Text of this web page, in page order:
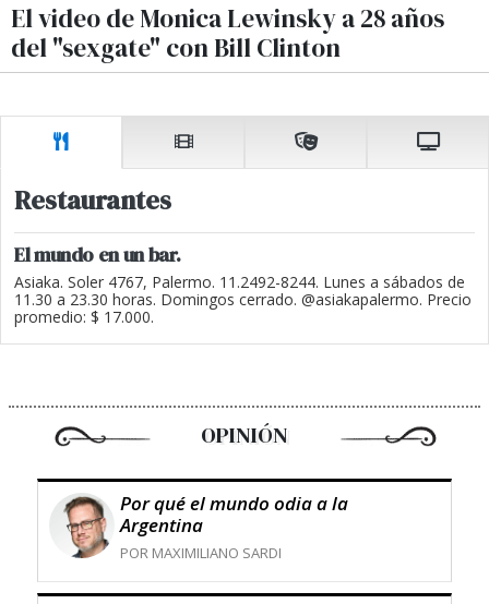
El video de Monica Lewinsky a 28 años
del "sexgate" con Bill Clinton
Restaurantes
El mundo en un bar.
Asiaka. Soler 4767, Palermo. 11.2492-8244. Lunes a sábados de
11.30 a 23.30 horas. Domingos cerrado. @asiakapalermo. Precio
promedio: $ 17.000.
OPINIÓN
Por qué el mundo odia a la
Argentina
POR MAXIMILIANO SARDI